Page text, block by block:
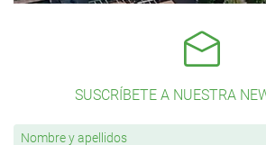
SUSCRÍBETE A NUESTRA